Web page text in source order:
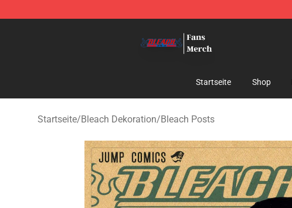
Startseite Shop
Startseite/Bleach Dekoration/Bleach Posts